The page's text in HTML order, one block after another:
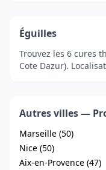
Éguilles
Trouvez les 6 cures
Cote Dazur).
Autres villes —
Marseille (50)
Nice (50)
Aix-en-Provence (47)